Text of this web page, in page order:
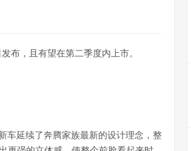
布，且有望在第二季度内上市。
车延续了奔腾家族最新的设计理念，整